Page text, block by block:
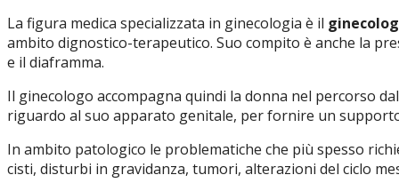
La figura medica specializzata in ginecologia è il
ambito dignostico-terapeutico. Suo compito è anche la
e il diaframma.
Il ginecologo accompagna quindi la donna nel percorso
riguardo al suo apparato genitale, per fornire un
In ambito patologico le problematiche che più spesso
cisti, disturbi in gravidanza, tumori, alterazioni del ciclo